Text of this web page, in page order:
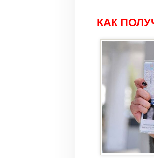
КАК